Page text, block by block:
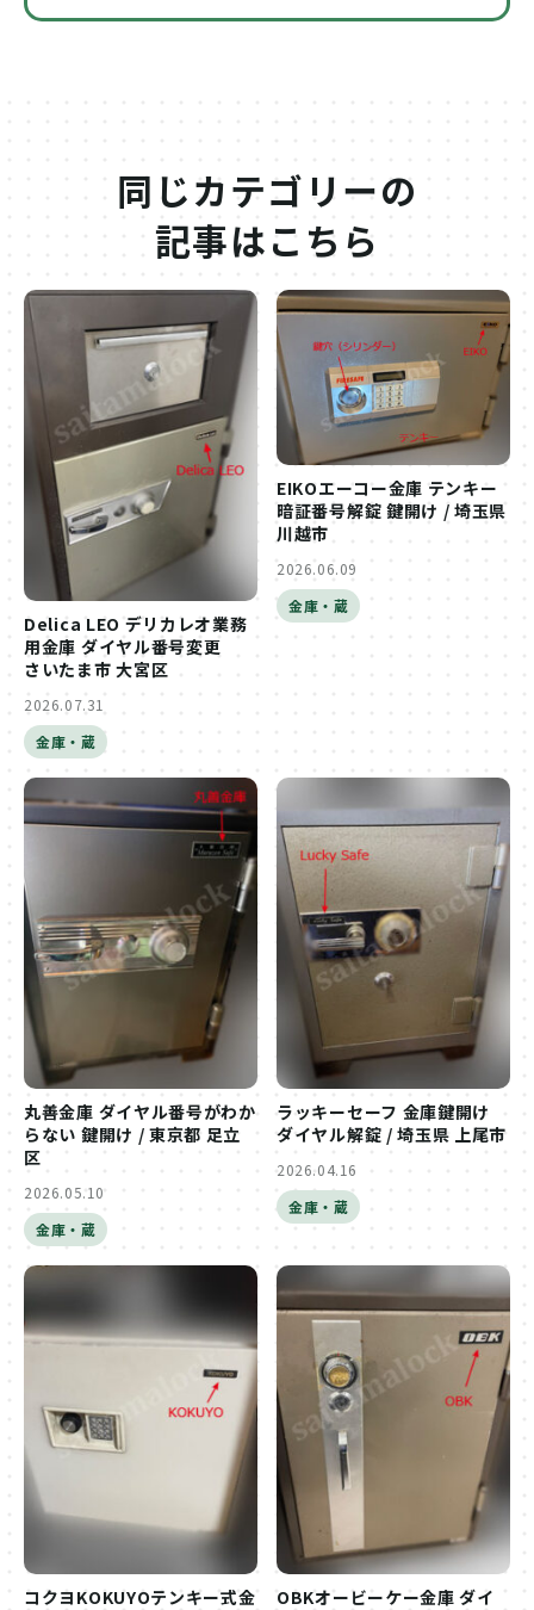
同じカテゴリーの
記事はこちら
Delica LEO デリカレオ業務
用金庫 ダイヤル番号変更
さいたま市 大宮区
2026.07.31
金庫・蔵
EIKOエーコー金庫 テンキー
暗証番号解錠 鍵開け / 埼玉県
川越市
2026.06.09
金庫・蔵
丸善金庫 ダイヤル番号がわか
らない 鍵開け / 東京都 足立
区
2026.05.10
金庫・蔵
ラッキーセーフ 金庫鍵開け
ダイヤル解錠 / 埼玉県 上尾市
2026.04.16
金庫・蔵
コクヨKOKUYOテンキー式金
OBKオービーケー金庫 ダイ